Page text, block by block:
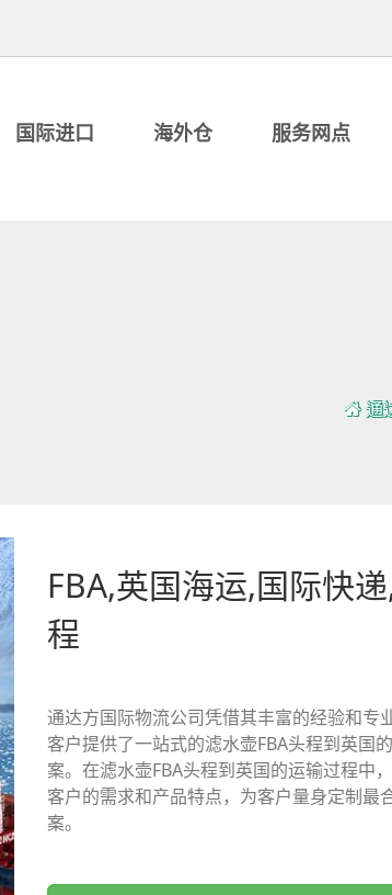
国际进口 海外仓 服务网点
通
FBA,英国海运,国际快
程
通达方国际物流公司凭借其丰富的经验和专
客户提供了一站式的滤水壶FBA头程到英国
案。在滤水壶FBA头程到英国的运输过程中
客户的需求和产品特点，为客户量身定制最
案。